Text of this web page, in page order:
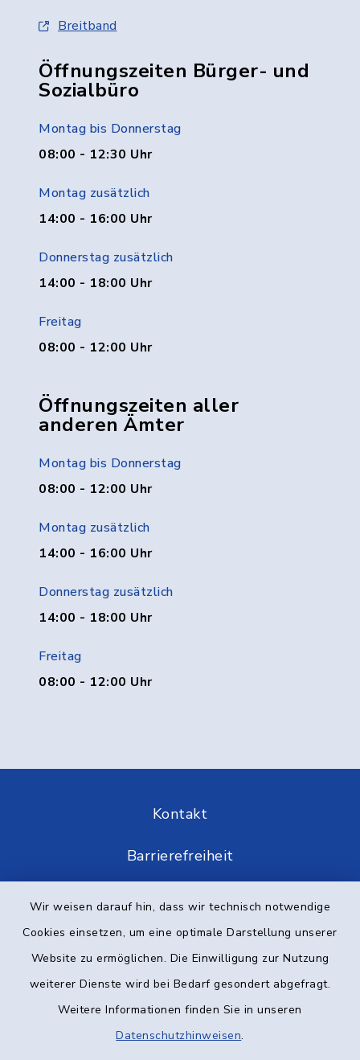
Wir weisen darauf hin, dass wir technisch notwendige
Cookies einsetzen, um eine optimale Darstellung unserer
Website zu ermöglichen. Die Einwilligung zur Nutzung
weiterer Dienste wird bei Bedarf gesondert abgefragt.
Weitere Informationen finden Sie in unseren
Datenschutzhinweisen.
Breitband
Öffnungszeiten Bürger- und
Sozialbüro
Montag bis Donnerstag
08:00 - 12:30 Uhr
Montag zusätzlich
14:00 - 16:00 Uhr
Donnerstag zusätzlich
14:00 - 18:00 Uhr
Freitag
08:00 - 12:00 Uhr
Öffnungszeiten aller
anderen Ämter
Montag bis Donnerstag
08:00 - 12:00 Uhr
Montag zusätzlich
14:00 - 16:00 Uhr
Donnerstag zusätzlich
14:00 - 18:00 Uhr
Freitag
08:00 - 12:00 Uhr
Kontakt
Barrierefreiheit
Datenschutz
Impressum
Elektronische Kommunikation